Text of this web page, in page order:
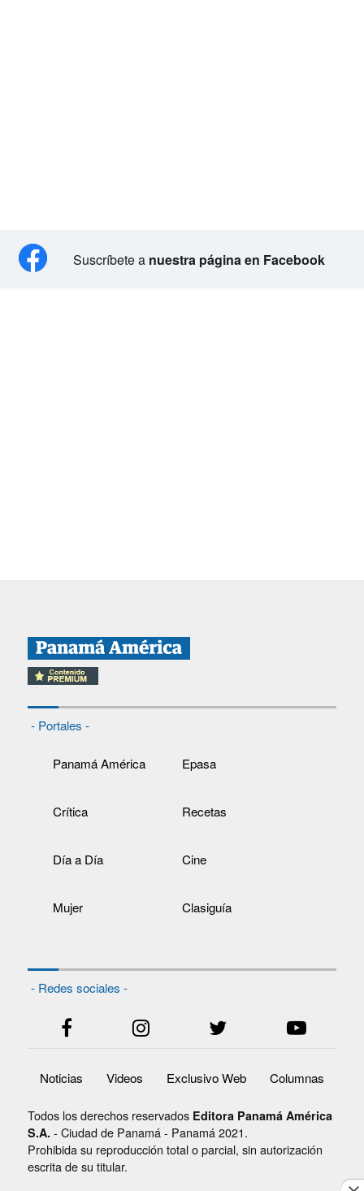
Suscríbete a nuestra página en Facebook
- Portales -
Panamá América Epasa
Crítica Recetas
Día a Día Cine
Mujer Clasiguía
- Redes sociales -
Noticias Videos Exclusivo Web Columnas
Todos los derechos reservados Editora Panamá América
S.A. - Ciudad de Panamá - Panamá 2021.
Prohibida su reproducción total o parcial, sin autorización
escrita de su titular.